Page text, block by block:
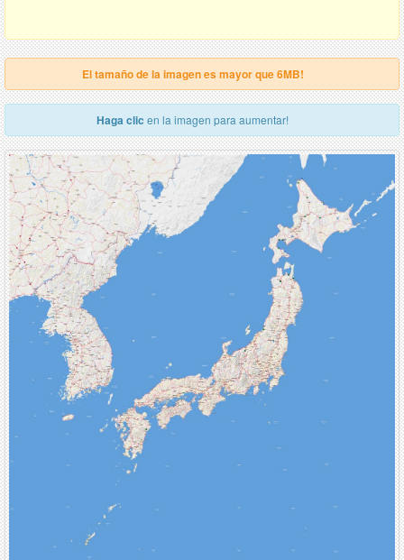
El tamaño de la imagen es mayor que 6MB!
Haga clic en la imagen para aumentar!